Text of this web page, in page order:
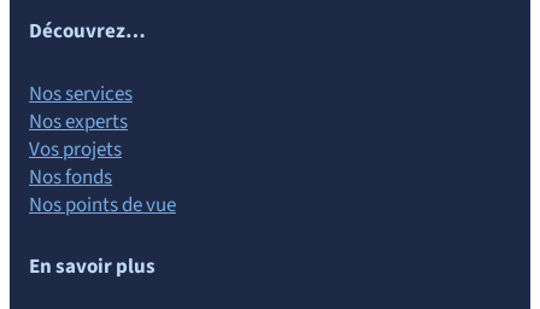
Découvrez…
Nos services
Nos experts
Vos projets
Nos fonds
Nos points de vue
En savoir plus